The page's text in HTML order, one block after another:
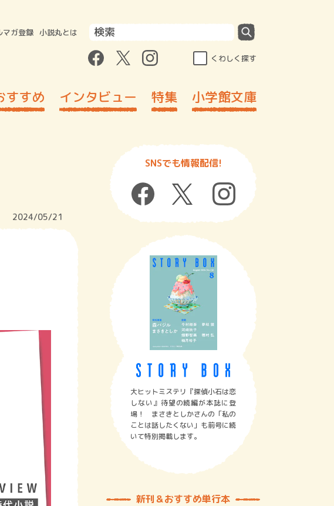
マガ登録 小説丸とは
くわしく探す
すすめ インタビュー 特集 小学館文庫
2024/05/21
SNSでも情報配信!
大ヒットミステリ『探偵小石は恋
しない』待望の続編が本誌に登
場！ まさきとしかさんの「私の
ことは話したくない」も前号に続
いて特別掲載します。
新刊＆おすすめ単行本